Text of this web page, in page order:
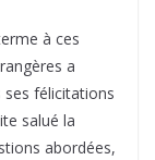
à ces
a
ses félicitations
salué la
abordées,